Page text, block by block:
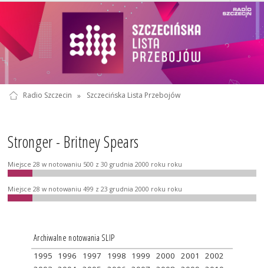
Radio Szczecin » Szczecińska Lista Przebojów
Stronger - Britney Spears
Miejsce 28 w notowaniu 500 z 30 grudnia 2000 roku roku
Miejsce 28 w notowaniu 499 z 23 grudnia 2000 roku roku
Archiwalne notowania SLIP
1995 1996 1997 1998 1999 2000 2001
2002